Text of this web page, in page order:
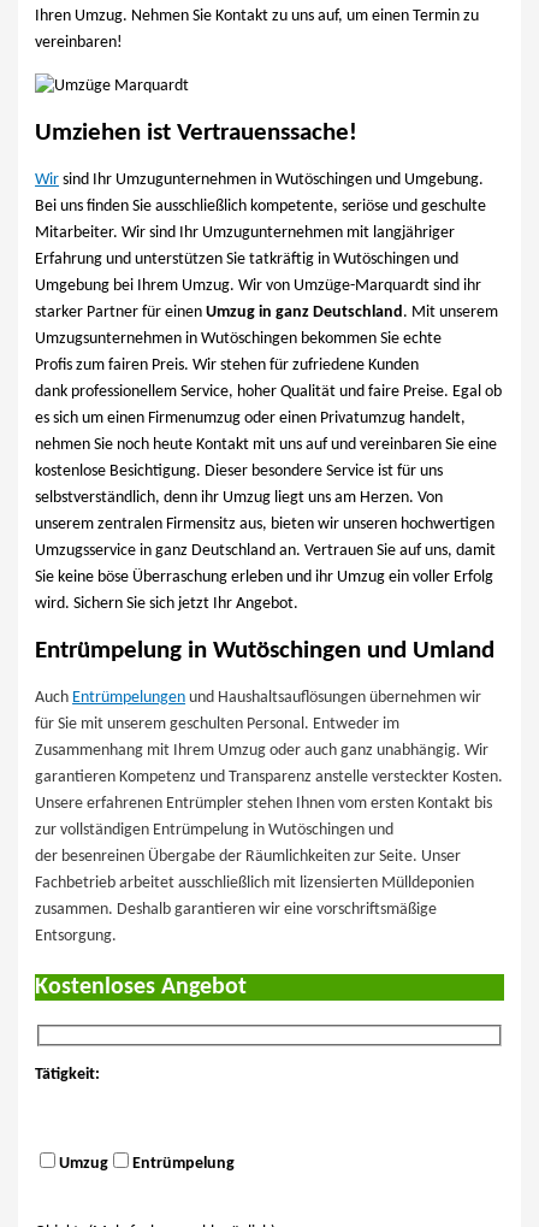
Ihren Umzug. Nehmen Sie Kontakt zu uns auf, um einen Termin zu
vereinbaren!
Umziehen ist Vertrauenssache!
Wir sind Ihr Umzugunternehmen in Wutöschingen und Umgebung.
Bei uns finden Sie ausschließlich kompetente, seriöse und geschulte
Mitarbeiter. Wir sind Ihr Umzugunternehmen mit langjähriger
Erfahrung und unterstützen Sie tatkräftig in Wutöschingen und
Umgebung bei Ihrem Umzug. Wir von Umzüge-Marquardt sind ihr
starker Partner für einenUmzug in ganz Deutschland . Mit unserem
Umzugsunternehmen in Wutöschingen bekommen Sie echte
Profis zum fairen Preis. Wir stehen für zufriedene Kunden
dank professionellem Service, hoher Qualität und faire Preise. Egal ob
es sich um einen Firmenumzug oder einen Privatumzug handelt,
nehmen Sie noch heute Kontakt mit uns auf und vereinbaren Sie eine
kostenlose Besichtigung. Dieser besondere Service ist für uns
selbstverständlich, denn ihr Umzug liegt uns am Herzen. Von
unserem zentralen Firmensitz aus, bieten wir unseren hochwertigen
Umzugsservice in ganz Deutschland an. Vertrauen Sie auf uns, damit
Sie keine böse Überraschung erleben und ihr Umzug ein voller Erfolg
wird. Sichern Sie sich jetzt Ihr Angebot.
Entrümpelung in Wutöschingen und Umland
Auch Entrümpelungen und Haushaltsauflösungen übernehmen wir
für Sie mit unserem geschulten Personal. Entweder im
Zusammenhang mit Ihrem Umzug oder auch ganz unabhängig. Wir
garantieren Kompetenz und Transparenz anstelle versteckter Kosten.
Unsere erfahrenen Entrümpler stehen Ihnen vom ersten Kontakt bis
zur vollständigen Entrümpelung in Wutöschingen und
der besenreinen Übergabe der Räumlichkeiten zur Seite. Unser
Fachbetrieb arbeitet ausschließlich mit lizensierten Mülldeponien
zusammen. Deshalb garantieren wir eine vorschriftsmäßige
Entsorgung.
Kostenloses Angebot
Tätigkeit:
Umzug Entrümpelung